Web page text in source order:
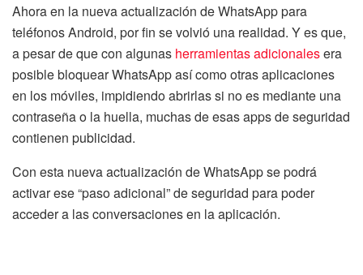
Ahora en la nueva actualización de WhatsApp para
teléfonos Android, por fin se volvió una realidad. Y es que,
a pesar de que con algunas herramientas adicionalesera
posible bloquear WhatsApp así como otras aplicaciones
en los móviles, impidiendo abrirlas si no es mediante una
contraseña o la huella, muchas de esas apps de seguridad
contienen publicidad.
Con esta nueva actualización de WhatsApp se podrá
activar ese “paso adicional” de seguridad para poder
acceder a las conversaciones en la aplicación.